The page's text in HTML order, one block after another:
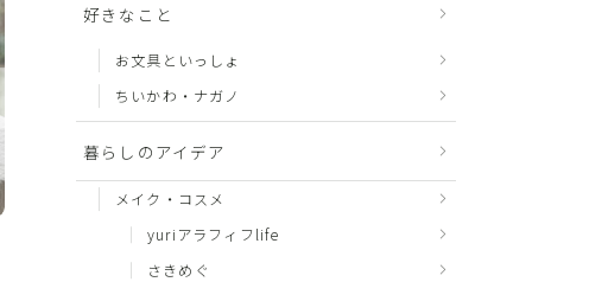
好きなこと
お文具といっしょ
ちいかわ・ナガノ
暮らしのアイデア
メイク・コスメ
yuriアラフィフlife
さきめぐ